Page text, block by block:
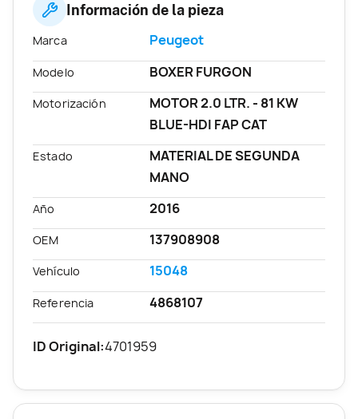
Información de la pieza
Marca Peugeot
Modelo BOXER FURGON
Motorización
MOTOR 2.0 LTR. - 81 KW
BLUE-HDI FAP CAT
Estado
MATERIAL DE SEGUNDA
MANO
Año 2016
OEM 137908908
Vehículo 15048
Referencia 4868107
ID Original:4701959